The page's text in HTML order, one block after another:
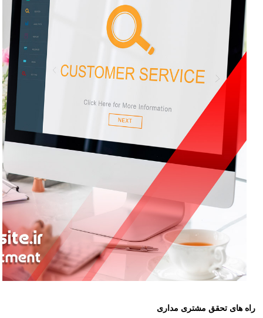
راه های تحقق مشتری مداری